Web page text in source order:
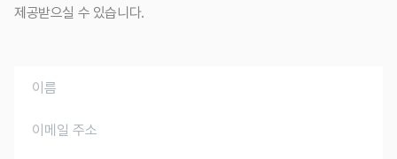
제공받으실 수 있습니다.